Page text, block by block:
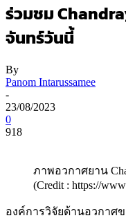
ร่วมชม
จันทร์วันนี้
By
Panom Intarussamee
-
23/08/2023
0
918
ภาพอวกาศยาน
(Credit : https://
องค์การวิจัยด้านอวกาศขอ